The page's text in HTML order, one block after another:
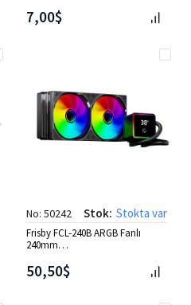
7,00$
No: 50242 Stok: Stokta var
Frisby FCL-240B ARGB Fanlı
240mm
Uyumlu Sıvı Soğutma
50,50$